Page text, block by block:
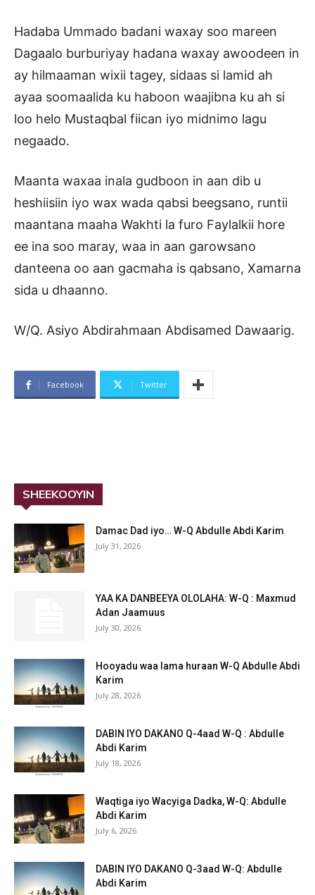
Hadaba Ummado badani waxay soo mareen
Dagaalo burburiyay hadana waxay awoodeen in
ay hilmaaman wixii tagey, sidaas si lamid ah
ayaa soomaalida ku haboon waajibna ku ah si
loo helo Mustaqbal fiican iyo midnimo lagu
negaado.
Maanta waxaa inala gudboon in aan dib u
heshiisiin iyo wax wada qabsi beegsano, runtii
maantana maaha Wakhti la furo Faylalkii hore
ee ina soo maray, waa in aan garowsano
danteena oo aan gacmaha is qabsano, Xamarna
sida u dhaanno.
W/Q. Asiyo Abdirahmaan Abdisamed Dawaarig.
Facebook Twitter
SHEEKOOYIN
Damac Dad iyo… W-Q Abdulle Abdi Karim
July 31, 2026
YAA KA DANBEEYA OLOLAHA: W-Q : Maxmud
Adan Jaamuus
July 30, 2026
Hooyadu waa lama huraan W-Q Abdulle Abdi
Karim
July 28, 2026
DABIN IYO DAKANO Q-4aad W-Q : Abdulle
Abdi Karim
July 18, 2026
Waqtiga iyo Wacyiga Dadka, W-Q: Abdulle
Abdi Karim
July 6, 2026
DABIN IYO DAKANO Q-3aad W-Q: Abdulle
Abdi Karim